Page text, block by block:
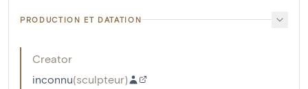
PRODUCTION ET DATATION
Creator
inconnu(sculpteur)